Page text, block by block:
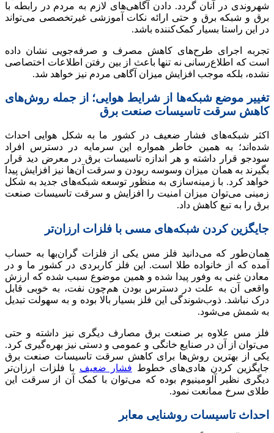
شهروندی در آنان گردد. دادن آگاهی‌های لازم به مردم در رابطه با
برق و شبکه برق و حتی ارائه نکات آموزشی غیرتخصصی می‌تواند
در این راستا بسیار کمک‌کننده باشد.
تجربه اجرای طرح‌های کاهش مصرف و صرفه‌جویی نشان داده
است که اطلاع‌رسانی نه تنها باعث از بین رفتن اطلاعات اختصاصی
نشده، بلکه موجب افزایش میزان آگاهی مردم نیز خواهد شد.
تغییر موضع شبکه‌ها از شرایط هوایی؛ از جمله روش‌های
کاهش سرقت تاسیسات صنعت برق
اکثر شبکه‌های فشار ضعیف در کشور ما به شکل هوایی احداث
شده‌اند؛ به همین خاطر همواره این سرمایه در دسترس افراد
سودجو قرار داشته و هر اندازه تاسیسات برق در معرض دید قرار
بگیرند به همان میزان وسوسه ربودن و سرقت آن‌ها نیز افزایش پیدا
خواهد کرد. با زمینه‌سازی به منظور توسعه شبکه‌های جدید به شکل
زمینی می‌توان میزان امنیت را افزایش و سرقت تاسیسات صنعت
برق را به تبع کاهش داد.
جایگزین کردن شبکه‌های مسی با فلزات ارزان‌تر
همان‌طور که می‌دانید فلز مس یکی از فلزات گران‌بها به حساب
آمده که از خانواده طلا است. این فلز کاربردی در کشور ما و در
معادن غنی به وفور پیدا شده و همین موضوع سبب شده که ارزش
واقعی آن به علت در دسترس بودن هم‌چون نفت، به خوبی قابل
درک نباشد. ذوب‌شوندگی این فلز بسیار بالا بوده و به سهولت تبدیل
به شمش می‌شود.
فلز مس علاوه بر صنعت برق مصارف دیگری نیز داشته و حتی
می‌توان از آن در صنایع خانگی و عمومی و دستی نیز بهره‌گیری کرد.
یکی از بهترین روش‌ها برای کاهش سرقت تاسیسات صنعت برق
جایگزین کردن هادی‌های خطوط فشار ضعیف با فلزات ارزان‌تر
دیگری نظیر آلومینیوم بوده که می‌توان با کمک آن از سرقت این
طلای سرخ ممانعت نمود.
احداث تاسیسات روشنایی معابر